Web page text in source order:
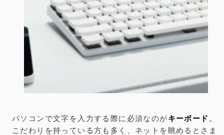
公開：2023.3.29 ｜ 更新：2026.5.4 ／ PC
リンクには一部プロモーションが含まれています
パソコンで文字を入力する際に必須なのがキーボード 。
こだわりを持っている方も多く、ネットを眺めるとさま